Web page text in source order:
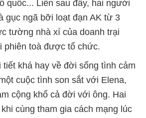
quốc... Liền sau đấy, hai người
gục ngã bỡi loạt đạn AK từ 3
tường nhà xí của doanh trại
phiên toà được tổ chức.
tiết khá hay về đời sống tình cảm
cuộc tình son sắt với Elena,
cộng khổ cả đời với ông. Hai
cùng tham gia cách mạng lúc